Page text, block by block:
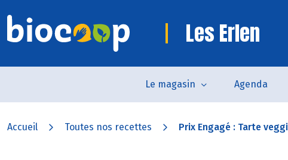
Les Erlen
Le magasin Agenda
Accueil Toutes nos recettes Prix Engagé : Tarte